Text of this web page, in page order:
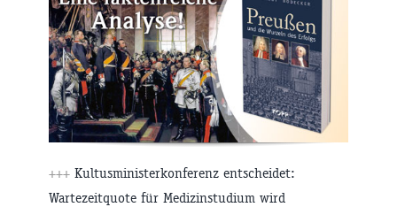
+++ Kultusministerkonferenz entscheidet:
Wartezeitquote für Medizinstudium wird